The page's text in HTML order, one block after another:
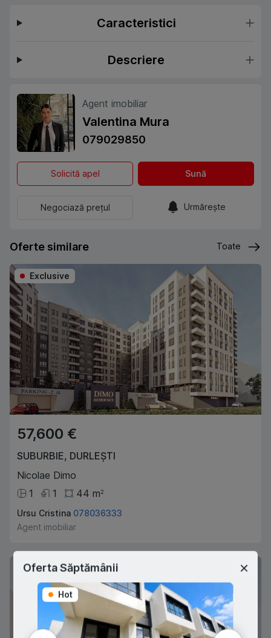
Caracteristici
Descriere
Agent imobiliar
Valentina Mura
079029850
Solicită apel Sună
Negociază prețul Urmărește
Oferte similare Toate
Exclusive
57,600 €
SUBURBIE, DURLEȘTI
Nicolae Dimo
1
1 44 m2
Ursu Cristina 078036333
Agent imobiliar
Oferta Săptămânii
Hot